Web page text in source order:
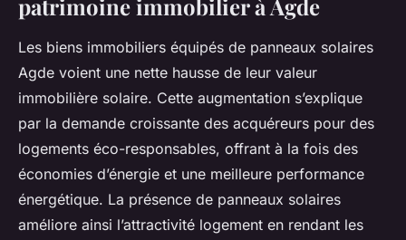
patrimoine immobilier à Agde
Les biens immobiliers équipés de panneaux solaires
Agde voient une nette hausse de leur valeur
immobilière solaire. Cette augmentation s’explique
par la demande croissante des acquéreurs pour des
logements éco-responsables, offrant à la fois des
économies d’énergie et une meilleure performance
énergétique. La présence de panneaux solaires
améliore ainsi l’attractivité logement en rendant les